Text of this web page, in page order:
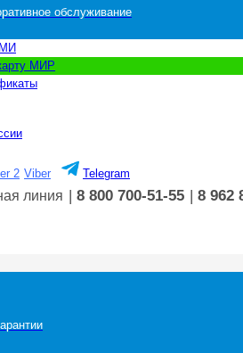
обслуживание
МИР
Viber Telegram
линия | 8 800 700-51-55 | 8 962